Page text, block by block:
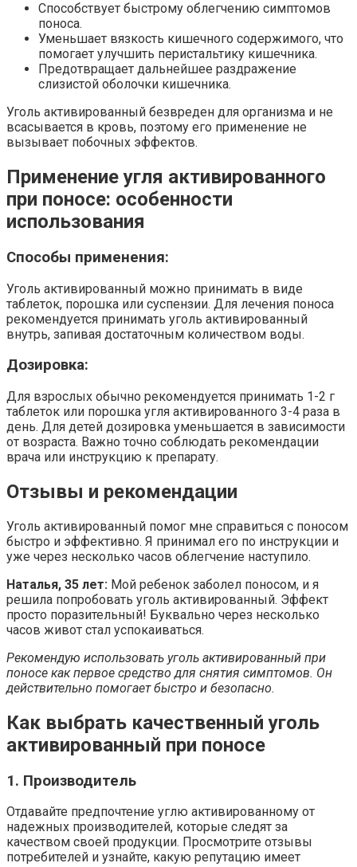
Способствует быстрому облегчению симптомов
поноса.
Уменьшает вязкость кишечного содержимого, что
помогает улучшить перистальтику кишечника.
Предотвращает дальнейшее раздражение
слизистой оболочки кишечника.
Уголь активированный безвреден для организма и не
всасывается в кровь, поэтому его применение не
вызывает побочных эффектов.
Применение угля активированного
при поносе: особенности
использования
Способы применения:
Уголь активированный можно принимать в виде
таблеток, порошка или суспензии. Для лечения поноса
рекомендуется принимать уголь активированный
внутрь, запивая достаточным количеством воды.
Дозировка:
Для взрослых обычно рекомендуется принимать 1-2 г
таблеток или порошка угля активированного 3-4 раза в
день. Для детей дозировка уменьшается в зависимости
от возраста. Важно точно соблюдать рекомендации
врача или инструкцию к препарату.
Отзывы и рекомендации
Уголь активированный помог мне справиться с поносом
быстро и эффективно. Я принимал его по инструкции и
уже через несколько часов облегчение наступило.
Наталья, 35 лет: Мой ребенок заболел поносом, и я
решила попробовать уголь активированный. Эффект
просто поразительный! Буквально через несколько
часов живот стал успокаиваться.
Рекомендую использовать уголь активированный при
поносе как первое средство для снятия симптомов. Он
действительно помогает быстро и безопасно.
Как выбрать качественный уголь
активированный при поносе
1. Производитель
Отдавайте предпочтение углю активированному от
надежных производителей, которые следят за
качеством своей продукции. Просмотрите отзывы
потребителей и узнайте, какую репутацию имеет